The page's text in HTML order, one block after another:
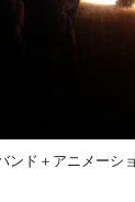
ド＋アニメーショ